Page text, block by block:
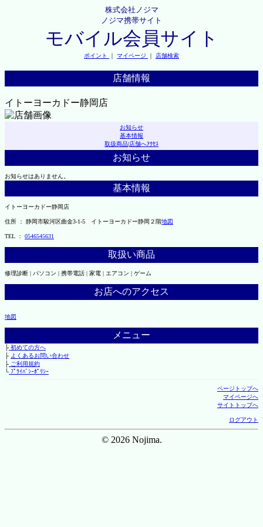
株式会社ノジマ
ノジマ携帯サイト
モバイル会員サイト
ポイント ｜ マイページ ｜ 店舗検索
店舗情報
イトーヨーカドー静岡店
お知らせ
基本情報
取扱商品|店舗へｱｸｾｽ
お知らせ
お知らせはありません。
基本情報
イトーヨーカドー静岡店
住所 ： 静岡市駿河区曲金3-1-5 イトーヨーカドー静岡２階地図
TEL ： 0546545631
取扱い商品
修理診断 | パソコン | 携帯電話 | 家電 | エアコン | ゲーム
お店へのアクセス
地図
メニュー
├初めての方へ
├ よくあるお問い合わせ
├ご利用規約
└ﾌﾟﾗｲﾊﾞｼｰﾎﾟﾘｼｰ
ページトップへ
マイページへ
サイトトップへ
ログアウト
© 2026 Nojima.